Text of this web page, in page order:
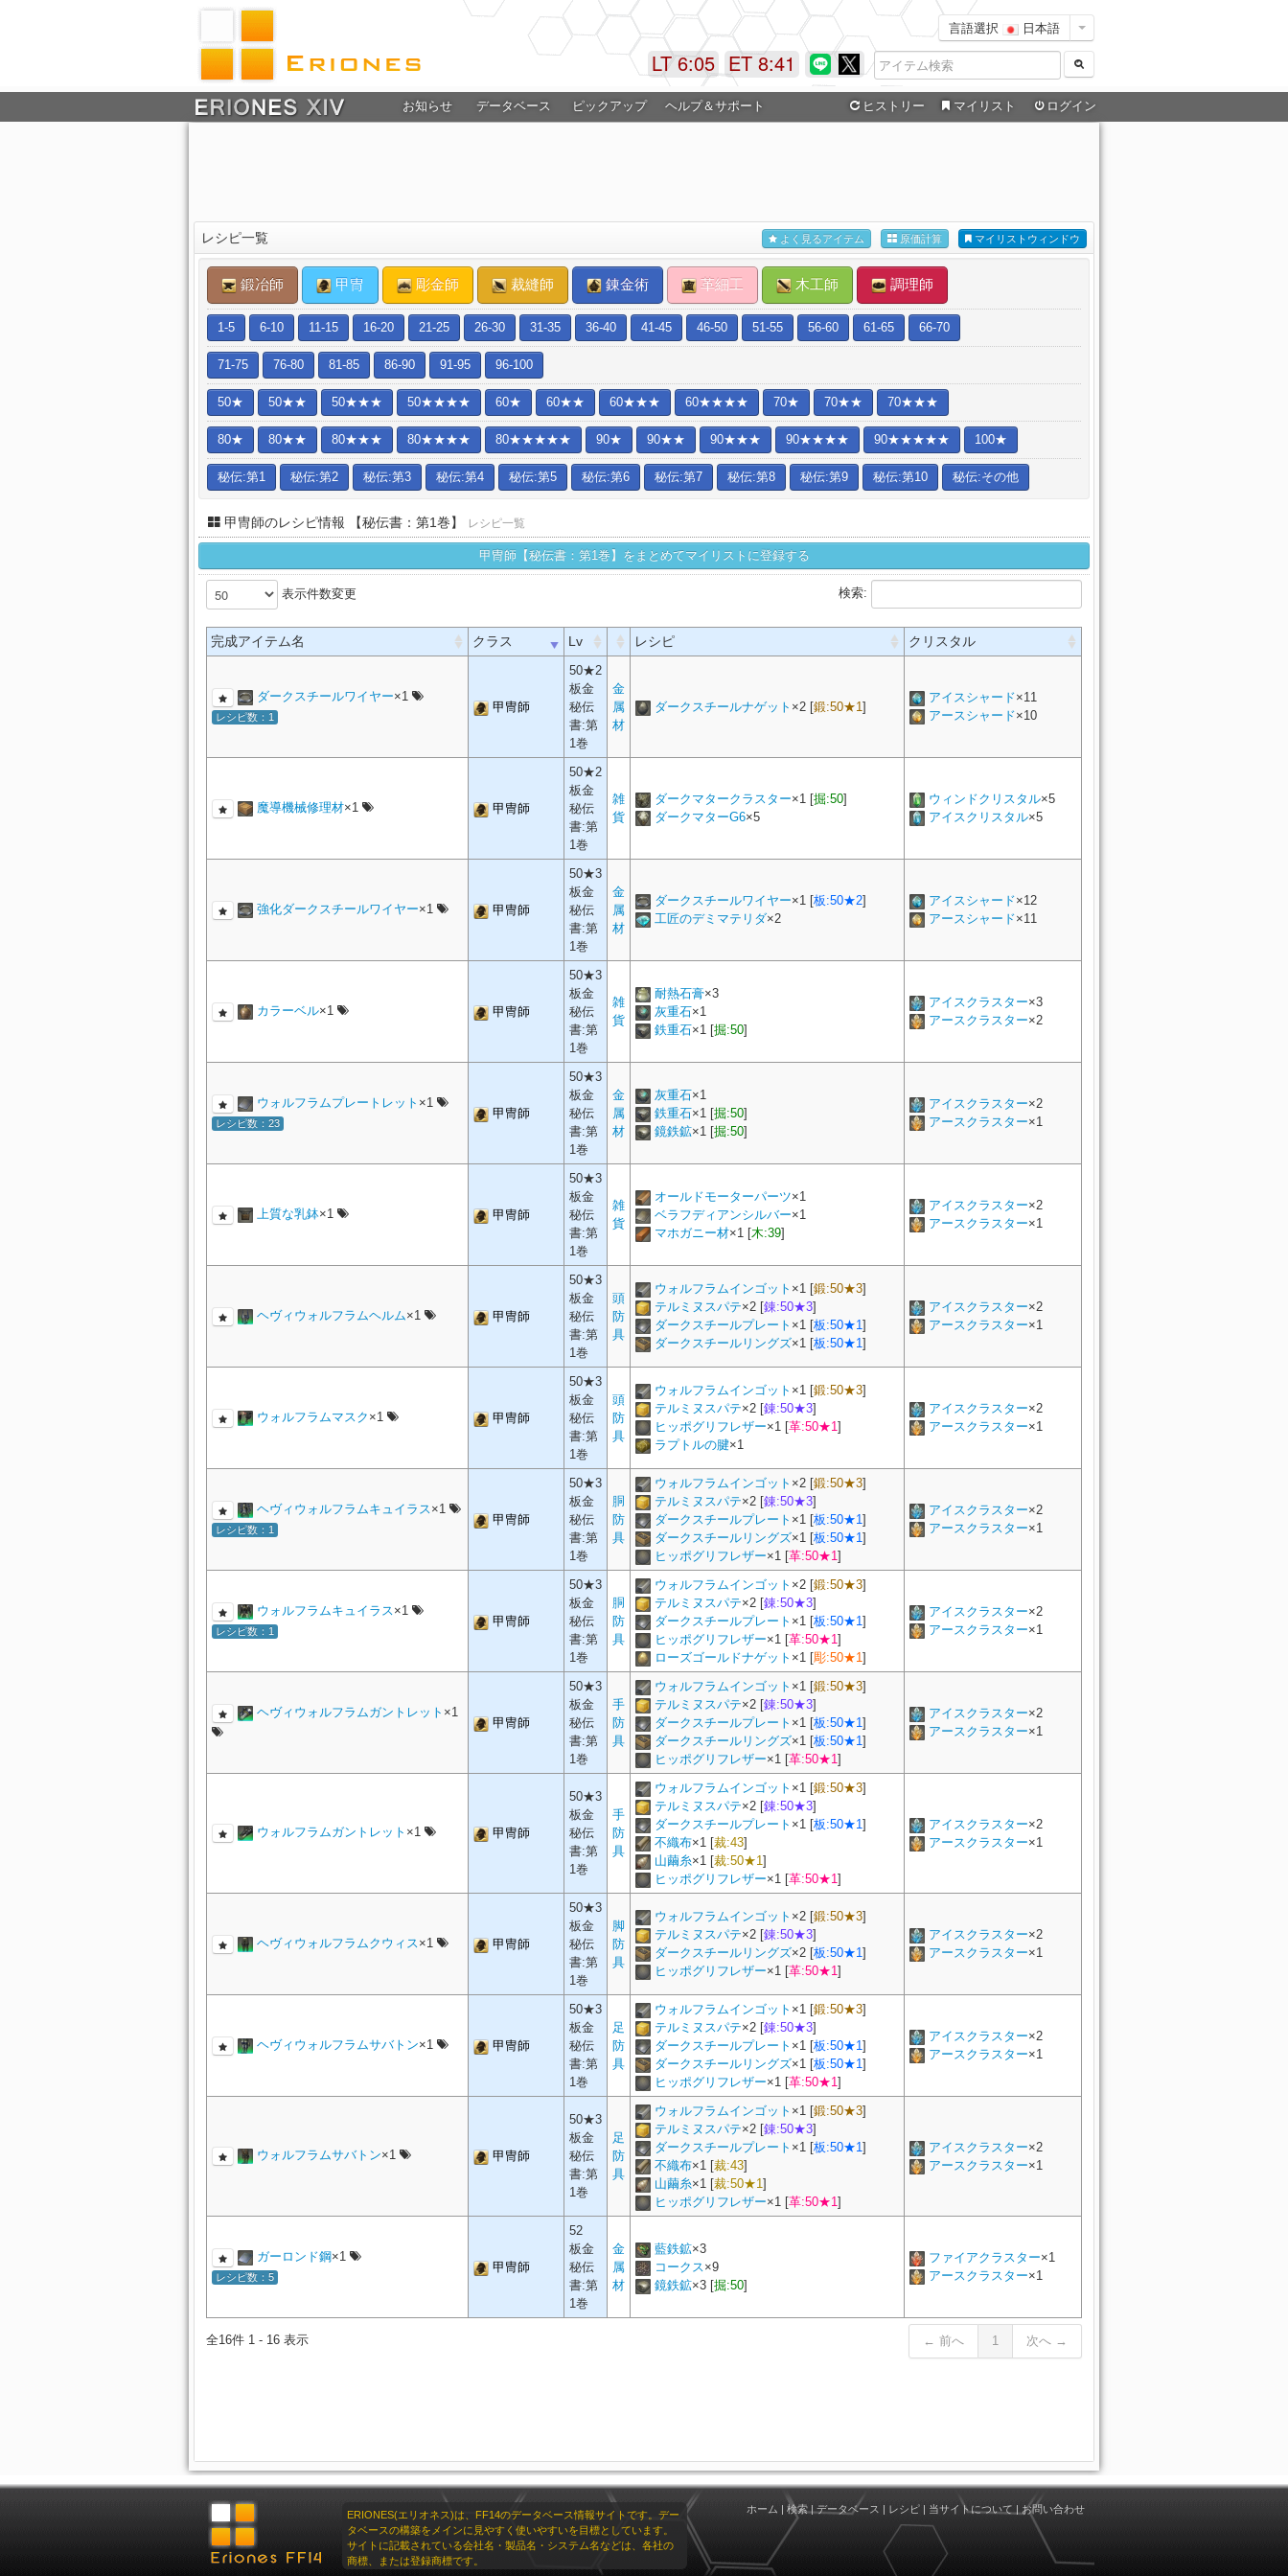
言語選択 日本語
ET 8:41
LT 6:05
お知らせ データベース ピックアップ ヘルプ＆サポート ヒストリー マイリスト ログイン
レシピ一覧 マイリストウィンドウ
原価計算
よく見るアイテム
鍛冶師 甲冑 彫金師 裁縫師 錬金術 革細工 木工師 調理師
1-5 6-10 11-15 16-20 21-25 26-30 31-35 36-40 41-45 46-50 51-55 56-60 61-65 66-70
71-75 76-80 81-85 86-90 91-95 96-100
50★ 50★★ 50★★★ 50★★★★ 60★ 60★★ 60★★★ 60★★★★ 70★ 70★★ 70★★★
80★ 80★★ 80★★★ 80★★★★ 80★★★★★ 90★ 90★★ 90★★★ 90★★★★ 90★★★★★ 100★
秘伝:第1 秘伝:第2 秘伝:第3 秘伝:第4 秘伝:第5 秘伝:第6 秘伝:第7 秘伝:第8 秘伝:第9 秘伝:第10 秘伝:その他
甲冑師のレシピ情報 【秘伝書：第1巻】 レシピ一覧
甲冑師【秘伝書：第1巻】をまとめてマイリストに登録する
表示件数変更 検索:
完成アイテム名 クラス Lv レシピ クリスタル
ダークスチールワイヤー×1
レシピ数：1
甲冑師
50★2
板金
秘伝
書:第
1巻
金
属
材
ダークスチールナゲット ×2 [鍛:50★1]
アイスシャード×11
アースシャード×10
魔導機械修理材×1 甲冑師
50★2
板金
秘伝
書:第
1巻
雑
貨
ダークマタークラスター×1 [掘:50]
ダークマターG6×5
ウィンドクリスタル×5
アイスクリスタル×5
強化ダークスチールワイヤー×1 甲冑師
50★3
板金
秘伝
書:第
1巻
金
属
材
ダークスチールワイヤー×1 [板:50★2]
工匠のデミマテリダ×2
アイスシャード×12
アースシャード×11
カラーベル×1 甲冑師
50★3
板金
秘伝
書:第
1巻
雑
貨
耐熱石膏×3
灰重石×1
鉄重石×1 [掘:50]
アイスクラスター×3
アースクラスター×2
ウォルフラムプレートレット ×1
レシピ数：23
甲冑師
50★3
板金
秘伝
書:第
1巻
金
属
材
灰重石×1
鉄重石×1 [掘:50]
鏡鉄鉱×1 [掘:50]
アイスクラスター×2
アースクラスター×1
上質な乳鉢×1 甲冑師
50★3
板金
秘伝
書:第
1巻
雑
貨
オールドモーターパーツ×1
ベラフディアンシルバー×1
マホガニー材×1 [木:39]
アイスクラスター×2
アースクラスター×1
ヘヴィウォルフラムヘルム×1 甲冑師
50★3
板金
秘伝
書:第
1巻
頭
防
具
ウォルフラムインゴット ×1 [鍛:50★3]
テルミヌスパテ×2 [錬:50★3]
ダークスチールプレート ×1 [板:50★1]
ダークスチールリングズ×1 [板:50★1]
アイスクラスター×2
アースクラスター×1
ウォルフラムマスク ×1 甲冑師
50★3
板金
秘伝
書:第
1巻
頭
防
具
ウォルフラムインゴット ×1 [鍛:50★3]
テルミヌスパテ×2 [錬:50★3]
ヒッポグリフレザー×1 [革:50★1]
ラプトルの腱×1
アイスクラスター×2
アースクラスター×1
ヘヴィウォルフラムキュイラス×1
レシピ数：1
甲冑師
50★3
板金
秘伝
書:第
1巻
胴
防
具
ウォルフラムインゴット ×2 [鍛:50★3]
テルミヌスパテ×2 [錬:50★3]
ダークスチールプレート ×1 [板:50★1]
ダークスチールリングズ×1 [板:50★1]
ヒッポグリフレザー×1 [革:50★1]
アイスクラスター×2
アースクラスター×1
ウォルフラムキュイラス×1
レシピ数：1
甲冑師
50★3
板金
秘伝
書:第
1巻
胴
防
具
ウォルフラムインゴット ×2 [鍛:50★3]
テルミヌスパテ×2 [錬:50★3]
ダークスチールプレート ×1 [板:50★1]
ヒッポグリフレザー×1 [革:50★1]
ローズゴールドナゲット ×1 [彫:50★1]
アイスクラスター×2
アースクラスター×1
ヘヴィウォルフラムガントレット ×1
甲冑師
50★3
板金
秘伝
書:第
1巻
手
防
具
ウォルフラムインゴット ×1 [鍛:50★3]
テルミヌスパテ×2 [錬:50★3]
ダークスチールプレート ×1 [板:50★1]
ダークスチールリングズ×1 [板:50★1]
ヒッポグリフレザー×1 [革:50★1]
アイスクラスター×2
アースクラスター×1
ウォルフラムガントレット ×1 甲冑師
50★3
板金
秘伝
書:第
1巻
手
防
具
ウォルフラムインゴット ×1 [鍛:50★3]
テルミヌスパテ×2 [錬:50★3]
ダークスチールプレート ×1 [板:50★1]
不織布×1 [裁:43]
山繭糸×1 [裁:50★1]
ヒッポグリフレザー×1 [革:50★1]
アイスクラスター×2
アースクラスター×1
ヘヴィウォルフラムクウィス×1 甲冑師
50★3
板金
秘伝
書:第
1巻
脚
防
具
ウォルフラムインゴット ×2 [鍛:50★3]
テルミヌスパテ×2 [錬:50★3]
ダークスチールリングズ×2 [板:50★1]
ヒッポグリフレザー×1 [革:50★1]
アイスクラスター×2
アースクラスター×1
ヘヴィウォルフラムサバトン×1 甲冑師
50★3
板金
秘伝
書:第
1巻
足
防
具
ウォルフラムインゴット ×1 [鍛:50★3]
テルミヌスパテ×2 [錬:50★3]
ダークスチールプレート ×1 [板:50★1]
ダークスチールリングズ×1 [板:50★1]
ヒッポグリフレザー×1 [革:50★1]
アイスクラスター×2
アースクラスター×1
ウォルフラムサバトン×1 甲冑師
50★3
板金
秘伝
書:第
1巻
足
防
具
ウォルフラムインゴット ×1 [鍛:50★3]
テルミヌスパテ×2 [錬:50★3]
ダークスチールプレート ×1 [板:50★1]
不織布×1 [裁:43]
山繭糸×1 [裁:50★1]
ヒッポグリフレザー×1 [革:50★1]
アイスクラスター×2
アースクラスター×1
ガーロンド鋼×1
レシピ数：5
甲冑師
52
板金
秘伝
書:第
1巻
金
属
材
藍鉄鉱×3
コークス×9
鏡鉄鉱×3 [掘:50]
ファイアクラスター×1
アースクラスター×1
全16件 1 - 16 表示 ← 前へ 1 次へ →
ERIONES(エリオネス)は、FF14のデータベース情報サイトです。デー
タベースの構築をメインに見やすく使いやすいを目標としています。
サイトに記載されている会社名・製品名・システム名などは、各社の
商標、または登録商標です。
ホーム | 検索| データベース | レシピ | 当サイトについて | お問い合わせ